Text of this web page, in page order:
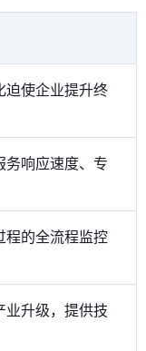
迫使企业提升终
务响应速度、专
程的全流程监控
业升级，提供技